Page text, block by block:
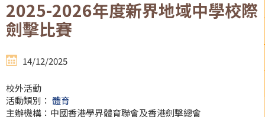
2025-2026年度新界地域中學校際
劍擊比賽
14/12/2025
校外活動
活動類別： 體育
主辦機構：中國香港學界體育聯會及香港劍擊總會